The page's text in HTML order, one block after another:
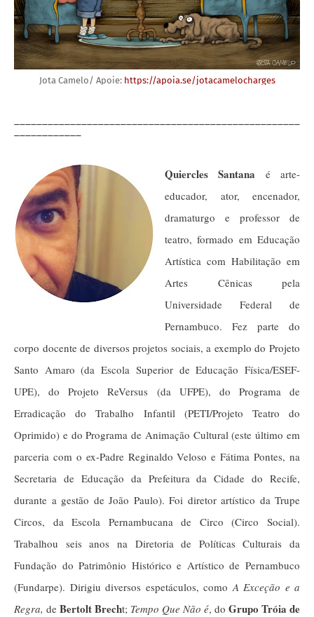
Jota Camelo/ Apoie: https://apoia.se/jotacamelocharges
Quiercles Santana é arte-
educador, ator, encenador,
dramaturgo e professor de
teatro, formado em Educação
Artística com Habilitação em
Artes Cênicas pela
Universidade Federal de
Pernambuco. Fez parte do
corpo docente de diversos projetos sociais, a exemplo do Projeto
Santo Amaro (da Escola Superior de Educação Física/ESEF-
UPE), do Projeto ReVersus (da UFPE), do Programa de
Erradicação do Trabalho Infantil (PETI/Projeto Teatro do
Oprimido) e do Programa de Animação Cultural (este último em
parceria com o ex-Padre Reginaldo Veloso e Fátima Pontes, na
Secretaria de Educação da Prefeitura da Cidade do Recife,
durante a gestão de João Paulo). Foi diretor artístico da Trupe
Circos, da Escola Pernambucana de Circo (Circo Social).
Trabalhou seis anos na Diretoria de Políticas Culturais da
Fundação do Patrimônio Histórico e Artístico de Pernambuco
(Fundarpe). Dirigiu diversos espetáculos, como A Exceção e a
Regra, de Bertolt Brecht; Tempo Que Não é, do Grupo Tróia de